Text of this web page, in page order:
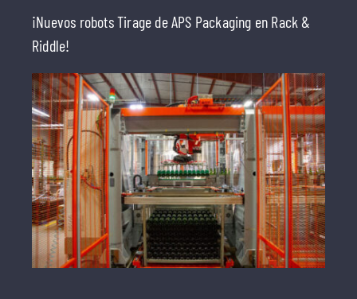
¡Nuevos robots Tirage de APS Packaging en Rack &
Riddle!